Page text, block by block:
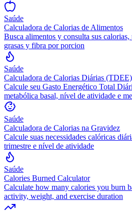
Saúde
Calculadora de Calorias de Alimentos
Busca alimentos y consulta sus
grasas y fibra por porcion
Saúde
Calculadora de Calorias Diárias (TDEE)
Calcule seu Gasto Energético Total
metabólica basal, nível de atividade e
Saúde
Calculadora de Calorias na Gravidez
Calcule suas necessidades calóricas
trimestre e nível de atividade
Saúde
Calories Burned Calculator
Calculate how many calories you burn
activity, weight, and exercise duration